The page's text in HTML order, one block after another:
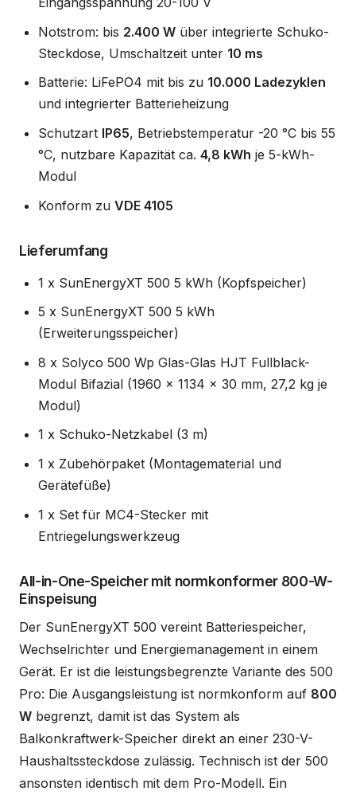
Notstrom: bis 2.400 W über integrierte Schuko-
Steckdose, Umschaltzeit unter 10 ms
Batterie: LiFePO4 mit bis zu 10.000 Ladezyklen
und integrierter Batterieheizung
Schutzart IP65, Betriebstemperatur -20 °C bis 55
°C, nutzbare Kapazität ca. 4,8 kWh je 5-kWh-
Modul
Konform zu VDE 4105
Lieferumfang
1 x SunEnergyXT 500 5 kWh (Kopfspeicher)
5 x SunEnergyXT 500 5 kWh
(Erweiterungsspeicher)
8 x Solyco 500 Wp Glas-Glas HJT Fullblack-
Modul Bifazial (1960 x 1134 x 30 mm, 27,2 kg je
Modul)
1 x Schuko-Netzkabel (3 m)
1 x Zubehörpaket (Montagematerial und
Gerätefüße)
1 x Set für MC4-Stecker mit
Entriegelungswerkzeug
All-in-One-Speicher mit normkonformer 800-W-
Einspeisung
Der SunEnergyXT 500 vereint Batteriespeicher,
Wechselrichter und Energiemanagement in einem
Gerät. Er ist die leistungsbegrenzte Variante des 500
Pro: Die Ausgangsleistung ist normkonform auf 800
W begrenzt, damit ist das System als
Balkonkraftwerk-Speicher direkt an einer 230-V-
Haushaltssteckdose zulässig. Technisch ist der 500
ansonsten identisch mit dem Pro-Modell. Ein